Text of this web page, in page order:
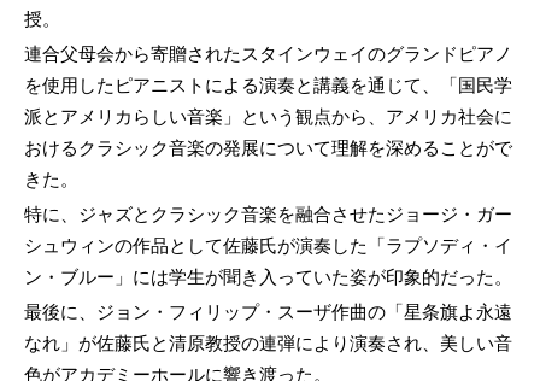
授。
連合父母会から寄贈されたスタインウェイのグランドピアノ
を使用したピアニストによる演奏と講義を通じて、「国民学
派とアメリカらしい音楽」という観点から、アメリカ社会に
おけるクラシック音楽の発展について理解を深めることがで
きた。
特に、ジャズとクラシック音楽を融合させたジョージ・ガー
シュウィンの作品として佐藤氏が演奏した「ラプソディ・イ
ン・ブルー」には学生が聞き入っていた姿が印象的だった。
最後に、ジョン・フィリップ・スーザ作曲の「星条旗よ永遠
なれ」が佐藤氏と清原教授の連弾により演奏され、美しい音
色がアカデミーホールに響き渡った。